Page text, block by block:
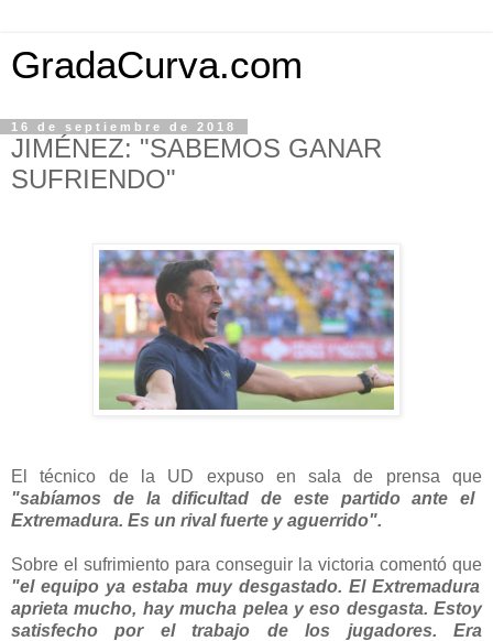
GradaCurva.com
16 de septiembre de 2018
JIMÉNEZ: "SABEMOS GANAR
SUFRIENDO"
El técnico de la UD expuso en sala de prensa que
"sabíamos de la dificultad de este partido ante el
Extremadura. Es un rival fuerte y aguerrido".
Sobre el sufrimiento para conseguir la victoria comentó que
"el equipo ya estaba muy desgastado. El Extremadura
aprieta mucho, hay mucha pelea y eso desgasta. Estoy
satisfecho por el trabajo de los jugadores. Era